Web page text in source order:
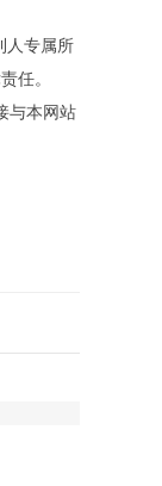
人专属所
任。
与本网站